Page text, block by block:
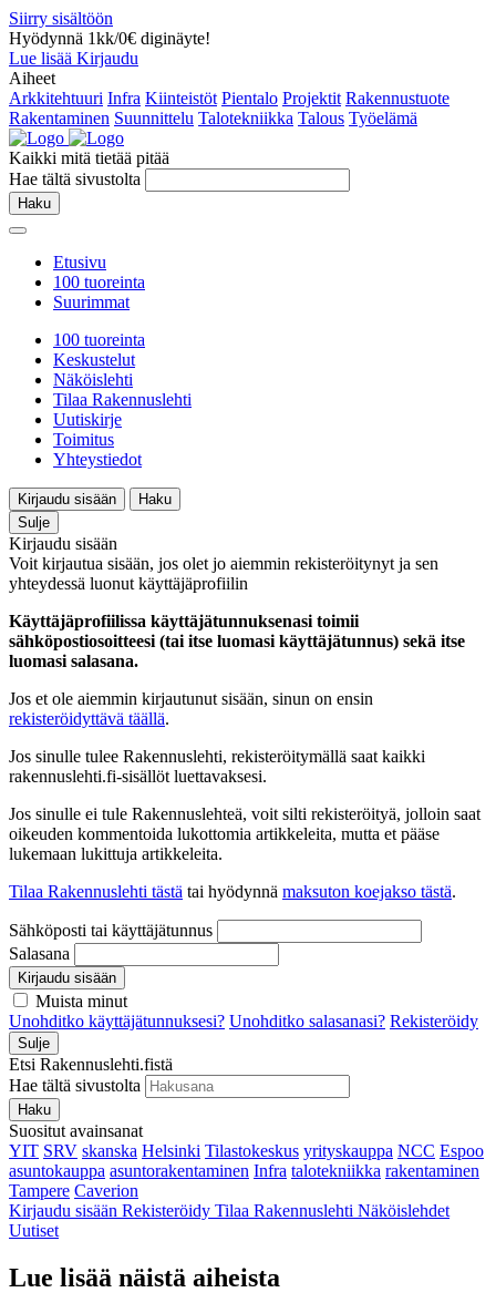
Siirry sisältöön
Hyödynnä 1kk/0€ diginäyte!
Lue lisää Kirjaudu
Aiheet
Arkkitehtuuri Infra Kiinteistöt Pientalo Projektit Rakennustuote
Rakentaminen Suunnittelu Talotekniikka Talous Työelämä
Kaikki mitä tietää pitää
Hae tältä sivustolta
Haku
Etusivu
100 tuoreinta
Suurimmat
100 tuoreinta
Keskustelut
Näköislehti
Tilaa Rakennuslehti
Uutiskirje
Toimitus
Yhteystiedot
Kirjaudu sisään
Haku
Sulje
Kirjaudu sisään
Voit kirjautua sisään, jos olet jo aiemmin rekisteröitynyt ja sen
yhteydessä luonut käyttäjäprofiilin
Käyttäjäprofiilissa käyttäjätunnuksenasi toimii
sähköpostiosoitteesi (tai itse luomasi käyttäjätunnus) sekä itse
luomasi salasana.
Jos et ole aiemmin kirjautunut sisään, sinun on ensin
rekisteröidyttävä täällä.
Jos sinulle tulee Rakennuslehti, rekisteröitymällä saat kaikki
rakennuslehti.fi-sisällöt luettavaksesi.
Jos sinulle ei tule Rakennuslehteä, voit silti rekisteröityä, jolloin saat
oikeuden kommentoida lukottomia artikkeleita, mutta et pääse
lukemaan lukittuja artikkeleita.
Tilaa Rakennuslehti tästä tai hyödynnä maksuton koejakso tästä.
Sähköposti tai käyttäjätunnus
Salasana
Kirjaudu sisään
Muista minut
Unohditko käyttäjätunnuksesi? Unohditko salasanasi? Rekisteröidy
Sulje
Etsi Rakennuslehti.fistä
Hae tältä sivustolta
Haku
Suositut avainsanat
YIT SRV skanska Helsinki Tilastokeskus yrityskauppa NCC Espoo
asuntokauppa asuntorakentaminen Infra talotekniikka rakentaminen
Tampere Caverion
Kirjaudu sisään Rekisteröidy Tilaa Rakennuslehti Näköislehdet
Uutiset
Lue lisää näistä aiheista